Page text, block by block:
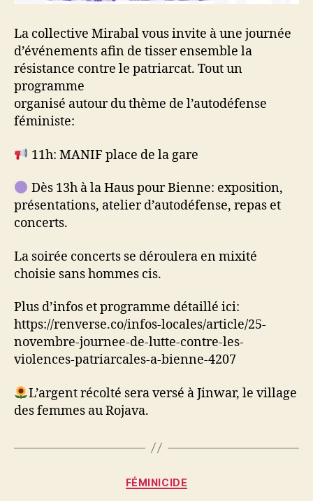
La collective Mirabal vous invite à une journée
d’événements afin de tisser ensemble la
résistance contre le patriarcat. Tout un
programme
organisé autour du thème de l’autodéfense
féministe:
11h: MANIF place de la gare
Dès 13h à la Haus pour Bienne: exposition,
présentations, atelier d’autodéfense, repas et
concerts.
La soirée concerts se déroulera en mixité
choisie sans hommes cis.
Plus d’infos et programme détaillé ici:
https://renverse.co/infos-locales/article/25-
novembre-journee-de-lutte-contre-les-
violences-patriarcales-a-bienne-4207
L’argent récolté sera versé à Jinwar, le village
des femmes au Rojava.
Catégories
FÉMINICIDE